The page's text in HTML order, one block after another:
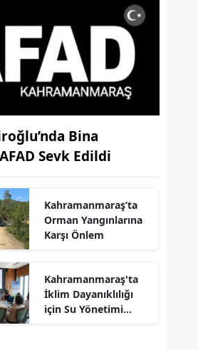
Bina
AFAD Sevk Edildi
Kahramanmaraş’ta
Orman Yangınlarına
Karşı Önlem
Kahramanmaraş'ta
İklim Dayanıklılığı
için Su Yönetimi